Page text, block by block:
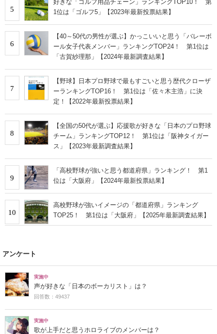
5
好きな「ゴルフ用品チェーン」ランキングTOP10！ 第
1位は「ゴルフ5」【2023年最新投票結果】
6
【40～50代の男性が選ぶ】かっこいいと思う「バレーボ
ール女子代表メンバー」ランキングTOP24！ 第1位は
「古賀紗理那」【2024年最新調査結果】
7
【野球】日本プロ野球で最もすごいと思う歴代クローザ
ーランキングTOP16！ 第1位は「佐々木主浩」に決
定！【2022年最新投票結果】
8
【全国の50代が選ぶ】応援歌が好きな「日本のプロ野球
チーム」ランキングTOP12！ 第1位は「阪神タイガー
ス」【2023年最新調査結果】
9
「高校野球が強いと思う都道府県」ランキング！ 第1
位は「大阪府」【2024年最新投票結果】
10
高校野球が強いイメージの「都道府県」ランキング
TOP25！ 第1位は「大阪府」【2025年最新調査結果】
アンケート
実施中
声が好きな「日本のボーカリスト」は？
回答数：49437
実施中
歌が上手だと思うホロライブのメンバーは？